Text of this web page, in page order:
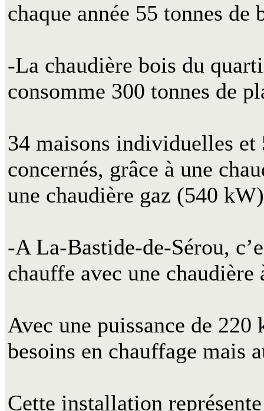
chaque année 55 tonnes de
-La chaudière bois du
consomme 300 tonnes de
34 maisons individuelles
concernés, grâce à une
une chaudière gaz (540
-A La-Bastide-de-Sérou,
chauffe avec une chaudière
Avec une puissance de
besoins en chauffage mais
Cette installation